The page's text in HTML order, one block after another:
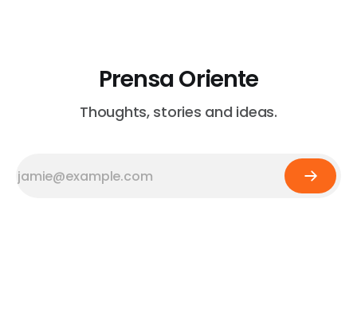
Prensa Oriente
Thoughts, stories and ideas.